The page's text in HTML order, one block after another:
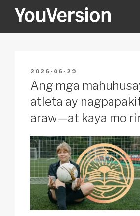
YOUVERSION
POSTED
ON
2026-06-29
Ang mga
atleta ay
araw—at kaya mo